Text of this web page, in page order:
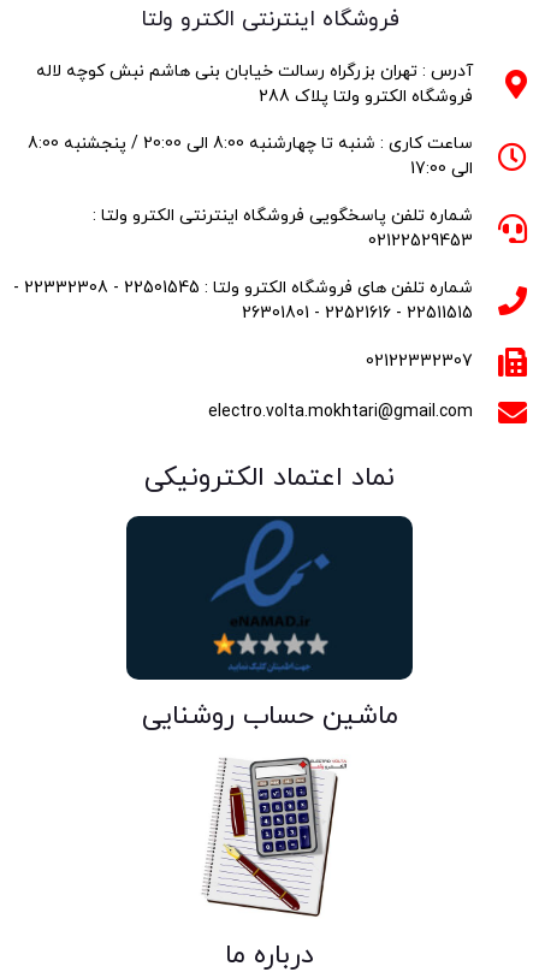
فروشگاه اینترنتی الکترو ولتا
آدرس : تهران بزرگراه رسالت خیابان بنی هاشم نبش کوچه لاله
فروشگاه الکترو ولتا پلاک 288
ساعت کاری : شنبه تا چهارشنبه 8:00 الی 20:00 / پنجشنبه 8:00
الی 17:00
شماره تلفن پاسخگویی فروشگاه اینترنتی الکترو ولتا :
02122529453
شماره تلفن های فروشگاه الکترو ولتا : 22501545 - 22332308 -
22511515 - 22521616 - 26301801
02122332307
electro.volta.mokhtari@gmail.com
نماد اعتماد الکترونیکی
ماشین حساب روشنایی
درباره ما